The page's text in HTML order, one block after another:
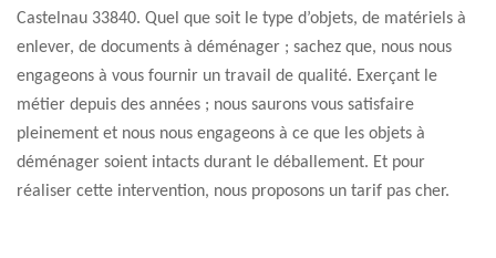
Castelnau 33840. Quel que soit le type d’objets, de matériels à
enlever, de documents à déménager ; sachez que, nous nous
engageons à vous fournir un travail de qualité. Exerçant le
métier depuis des années ; nous saurons vous satisfaire
pleinement et nous nous engageons à ce que les objets à
déménager soient intacts durant le déballement. Et pour
réaliser cette intervention, nous proposons un tarif pas cher.